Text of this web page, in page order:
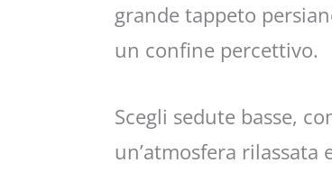
grande tappeto
un confine percettivo.
Scegli sedute basse,
un’atmosfera rilassata